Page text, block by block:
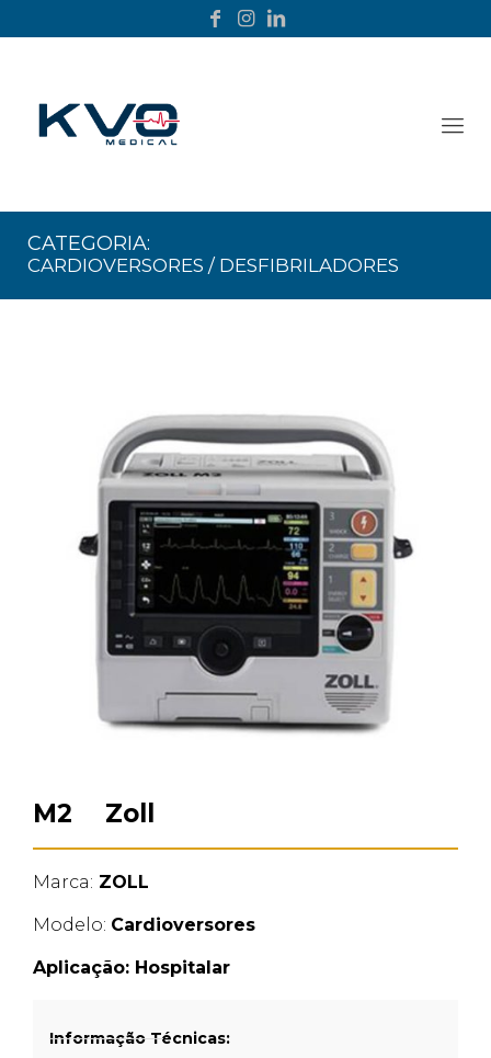
CATEGORIA:
CARDIOVERSORES / DESFIBRILADORES
M2 Zoll
Marca: ZOLL
Modelo: Cardioversores
Aplicação: Hospitalar
Informação Técnicas: